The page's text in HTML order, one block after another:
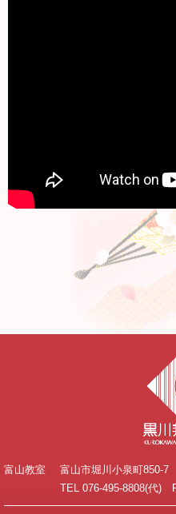
富山教室
富山市堀川小泉町850-7
TEL 076-495-8808(代)